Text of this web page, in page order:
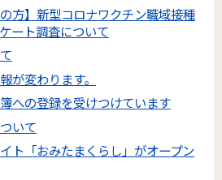
方】新型コロナワクチン職域接種
ート調査について
が変わります。
への登録を受けつけています
いて
ト「おみたまくらし」がオープン